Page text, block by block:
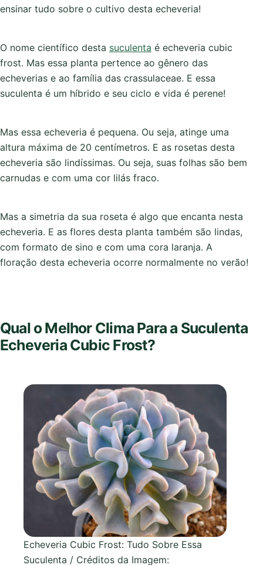
ensinar tudo sobre o cultivo desta echeveria!
O nome científico desta suculenta é echeveria cubic
frost. Mas essa planta pertence ao gênero das
echeverias e ao família das crassulaceae. E essa
suculenta é um híbrido e seu ciclo e vida é perene!
Mas essa echeveria é pequena. Ou seja, atinge uma
altura máxima de 20 centímetros. E as rosetas desta
echeveria são lindíssimas. Ou seja, suas folhas são bem
carnudas e com uma cor lilás fraco.
Mas a simetria da sua roseta é algo que encanta nesta
echeveria. E as flores desta planta também são lindas,
com formato de sino e com uma cora laranja. A
floração desta echeveria ocorre normalmente no verão!
Qual o Melhor Clima Para a Suculenta
Echeveria Cubic Frost?
Echeveria Cubic Frost: Tudo Sobre Essa
Suculenta / Créditos da Imagem: